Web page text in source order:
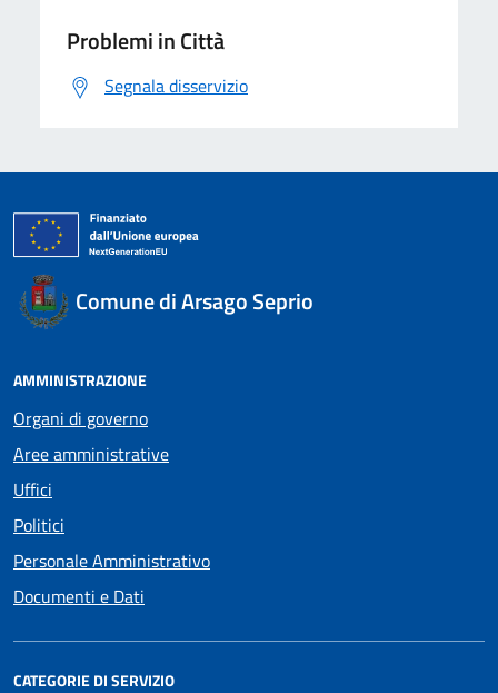
Problemi in Città
Segnala disservizio
Comune di Arsago Seprio
AMMINISTRAZIONE
Organi di governo
Aree amministrative
Uffici
Politici
Personale Amministrativo
Documenti e Dati
CATEGORIE DI SERVIZIO